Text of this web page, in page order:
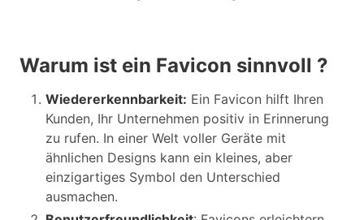
Warum ist ein Favicon sinnvoll ?
Wiedererkennbarkeit: Ein Favicon hilft Ihren
Kunden, Ihr Unternehmen positiv in Erinnerung
zu rufen. In einer Welt voller Geräte mit
ähnlichen Designs kann ein kleines, aber
einzigartiges Symbol den Unterschied
ausmachen.